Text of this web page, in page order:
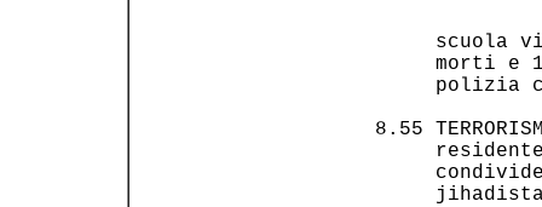
scuola
morti e
polizia
8.55